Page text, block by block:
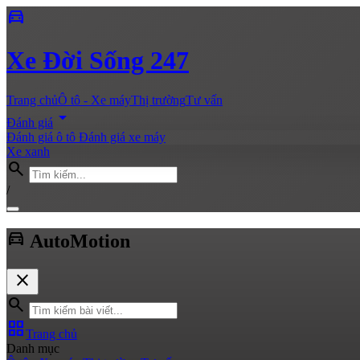
directions_car
Xe Đời Sống 247
Trang chủÔ tô - Xe máyThị trườngTư vấn
Đánh giá arrow_drop_down
Đánh giá ô tô Đánh giá xe máy
Xe xanh
search
/
directions_car AutoMotion
close
search
grid_viewTrang chủ
Danh mục